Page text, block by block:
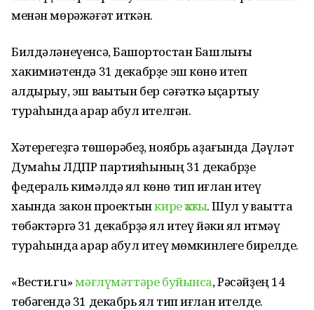
менән мөрәжәғәт иткән.
Билдәләнеүенсә, Башҡортостан Башлығы
хакимиәтендә 31 декабрҙе эш көнө итеп
ҡалдырыу, эш ваҡытын бер сәғәткә ҡыҫҡартыу
тураһында ҡарар ҡабул ителгән.
Хәтерегеҙгә төшөрәбеҙ, ноябрь аҙағында Дәүләт
Думаһы ЛДПР партияһының 31 декабрҙе
федераль кимәлдә ял көнө тип иғлан итеү
хаҡында закон проектынкире ҡаҡты. Шул уҡ ваҡытта
төбәктәргә 31 декабрҙә ял итеү йәки ял итмәү
тураһында ҡарар ҡабул итеү мөмкинлеге бирелде.
«Вести.ru»мәғлүмәттәре буйынса, Рәсәйҙең 14
төбәгендә 31 декабрь ял тип иғлан ителде.